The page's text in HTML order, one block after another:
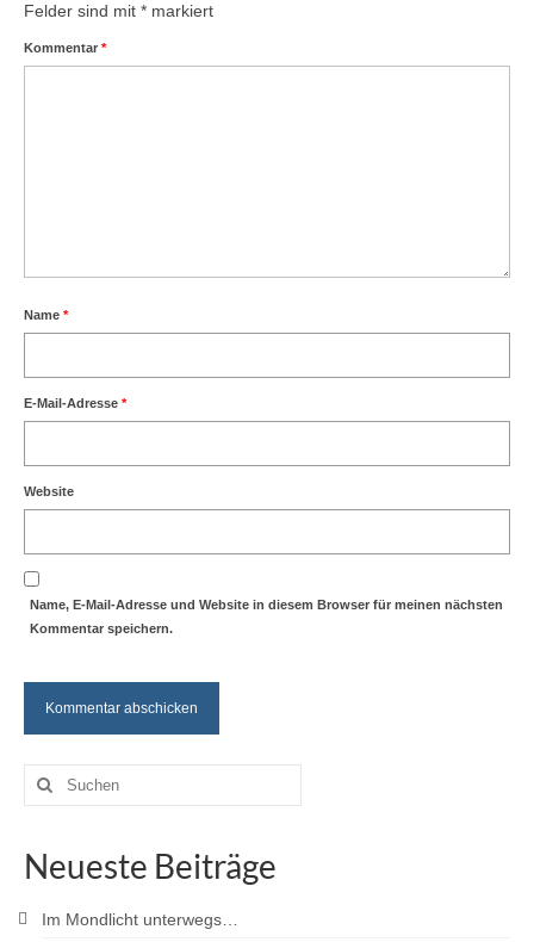
Felder sind mit * markiert
Kommentar *
Name *
E-Mail-Adresse *
Website
Name, E-Mail-Adresse und Website in diesem Browser für meinen nächsten
Kommentar speichern.
Suche
nach:
Neueste Beiträge
Im Mondlicht unterwegs…